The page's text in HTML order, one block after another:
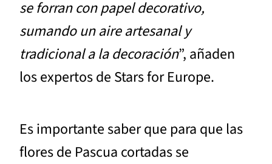
se forran con papel decorativo,
sumando un aire artesanal y
tradicional a la decoración”, añaden
los expertos de Stars for Europe.
Es importante saber que para que las
flores de Pascua cortadas se